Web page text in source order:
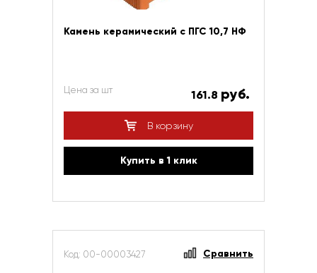
Камень керамический с ПГС 10,7 НФ
Цена за шт 161.8 руб.
В корзину
Купить в 1 клик
Код: 00-00003427 Сравнить